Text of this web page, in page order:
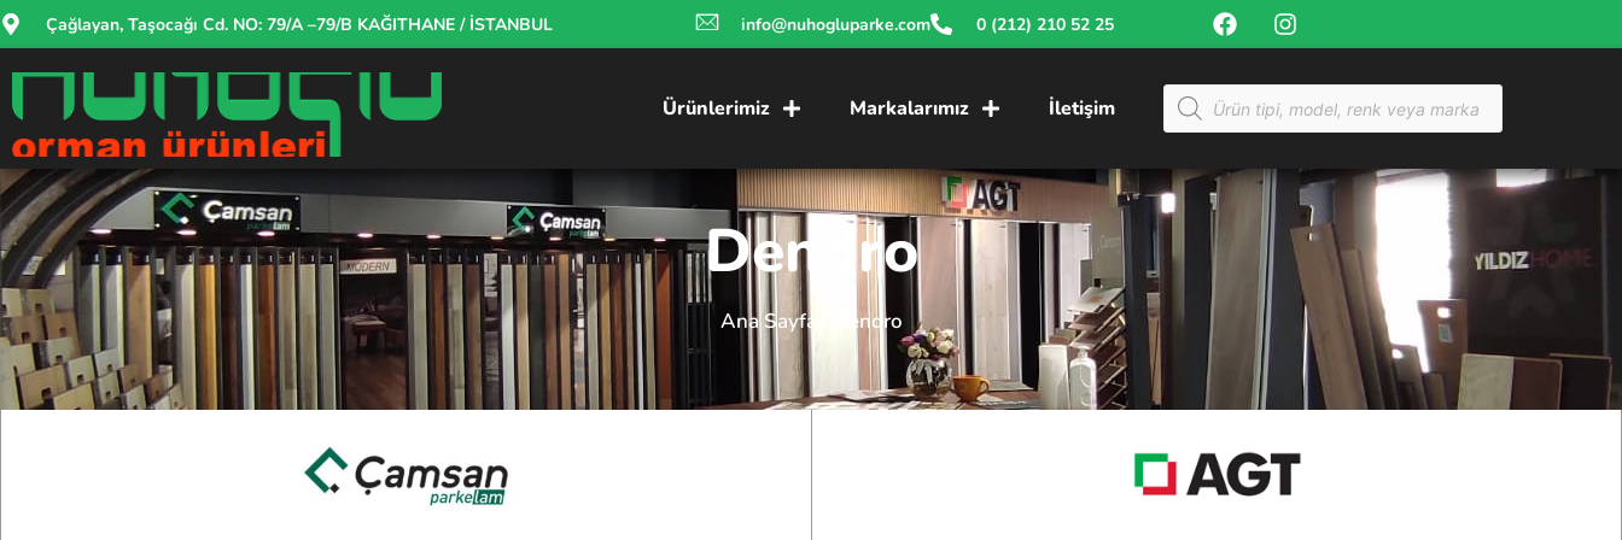
Çağlayan, Taşocağı Cd. NO: 79/A –79/B KAĞITHANE / İSTANBUL info@nuhogluparke.com 0 (212) 210 52 25
Ürünlerimiz Markalarımız İletişim
Dendro
Ana Sayfa / Dendro